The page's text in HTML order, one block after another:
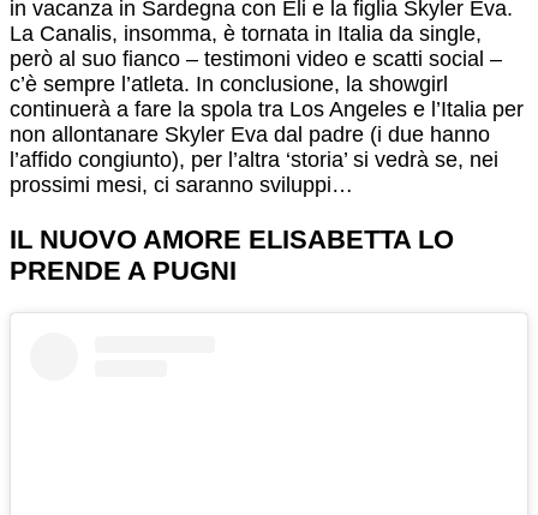
in vacanza in Sardegna con Eli e la figlia Skyler Eva.
La Canalis, insomma, è tornata in Italia da single,
però al suo fianco – testimoni video e scatti social –
c’è sempre l’atleta. In conclusione, la showgirl
continuerà a fare la spola tra Los Angeles e l’Italia per
non allontanare Skyler Eva dal padre (i due hanno
l’affido congiunto), per l’altra ‘storia’ si vedrà se, nei
prossimi mesi, ci saranno sviluppi…
IL NUOVO AMORE ELISABETTA LO
PRENDE A PUGNI